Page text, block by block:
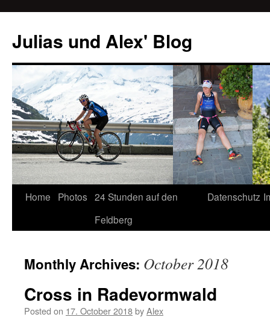
Julias und Alex' Blog
Skip
Home Photos 24 Stunden auf den
Feldberg
Datenschutz
Monthly Archives: October 2018
Cross in Radevormwald
Posted on 17. October 2018byAlex